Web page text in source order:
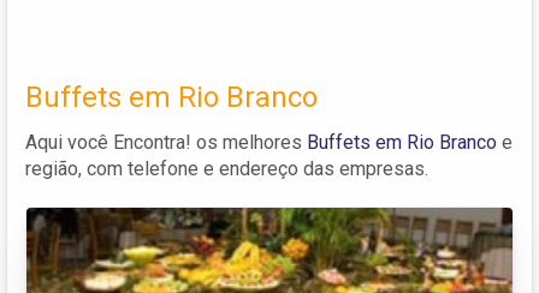
Buffets em Rio Branco
Aqui você Encontra! os melhores Buffets em Rio Branco e
região, com telefone e endereço das empresas.